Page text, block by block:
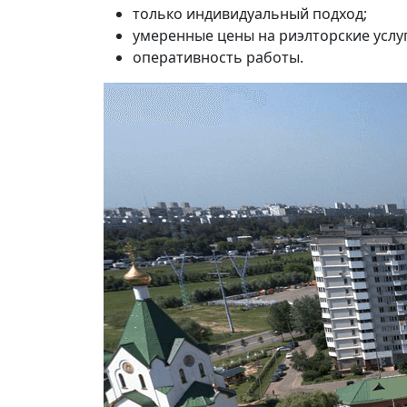
только индивидуальный подход;
умеренные цены на риэлторские
оперативность работы.